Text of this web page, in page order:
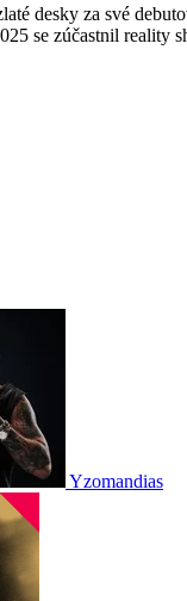
desky za své
se zúčastnil reality
Yzomandias